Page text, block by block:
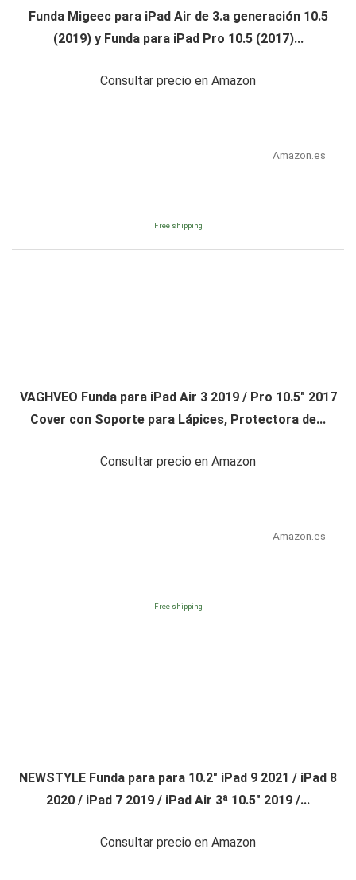
Funda Migeec para iPad Air de 3.a generación 10.5
(2019) y Funda para iPad Pro 10.5 (2017)...
Consultar precio en Amazon
Amazon.es
Free shipping
VAGHVEO Funda para iPad Air 3 2019 / Pro 10.5" 2017
Cover con Soporte para Lápices, Protectora de...
Consultar precio en Amazon
Amazon.es
Free shipping
NEWSTYLE Funda para para 10.2" iPad 9 2021 / iPad 8
2020 / iPad 7 2019 / iPad Air 3ª 10.5" 2019 /...
Consultar precio en Amazon